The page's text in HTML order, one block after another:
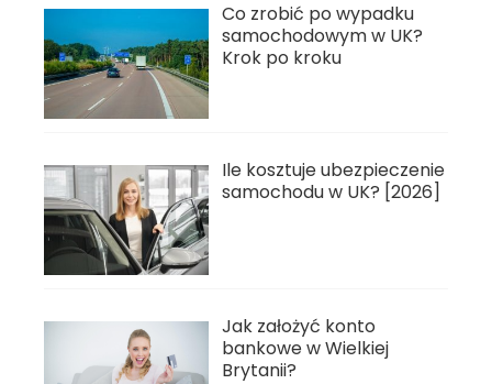
Co zrobić po wypadku
samochodowym w UK?
Krok po kroku
Ile kosztuje ubezpieczenie
samochodu w UK? [2026]
Jak założyć konto
bankowe w Wielkiej
Brytanii?